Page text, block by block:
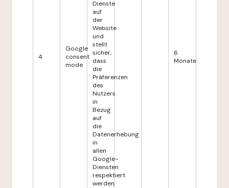
4
Google
consent
mode
Dienste
auf
der
Website
und
stellt
sicher,
dass
die
Präferenzen
des
Nutzers
in
Bezug
auf
die
Datenerhebung
in
allen
Google-
Diensten
respektiert
werden.
6
Monate